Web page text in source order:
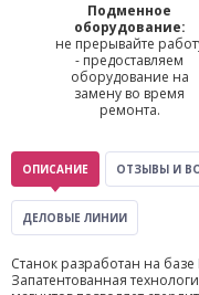
Подменное
оборудование:
не прерывайте
- предоставляем
оборудование на
замену во время
ремонта.
ОПИСАНИЕ ОТЗЫВЫ И
ДЕЛОВЫЕ ЛИНИИ
Станок разработан на базе
Запатентованная